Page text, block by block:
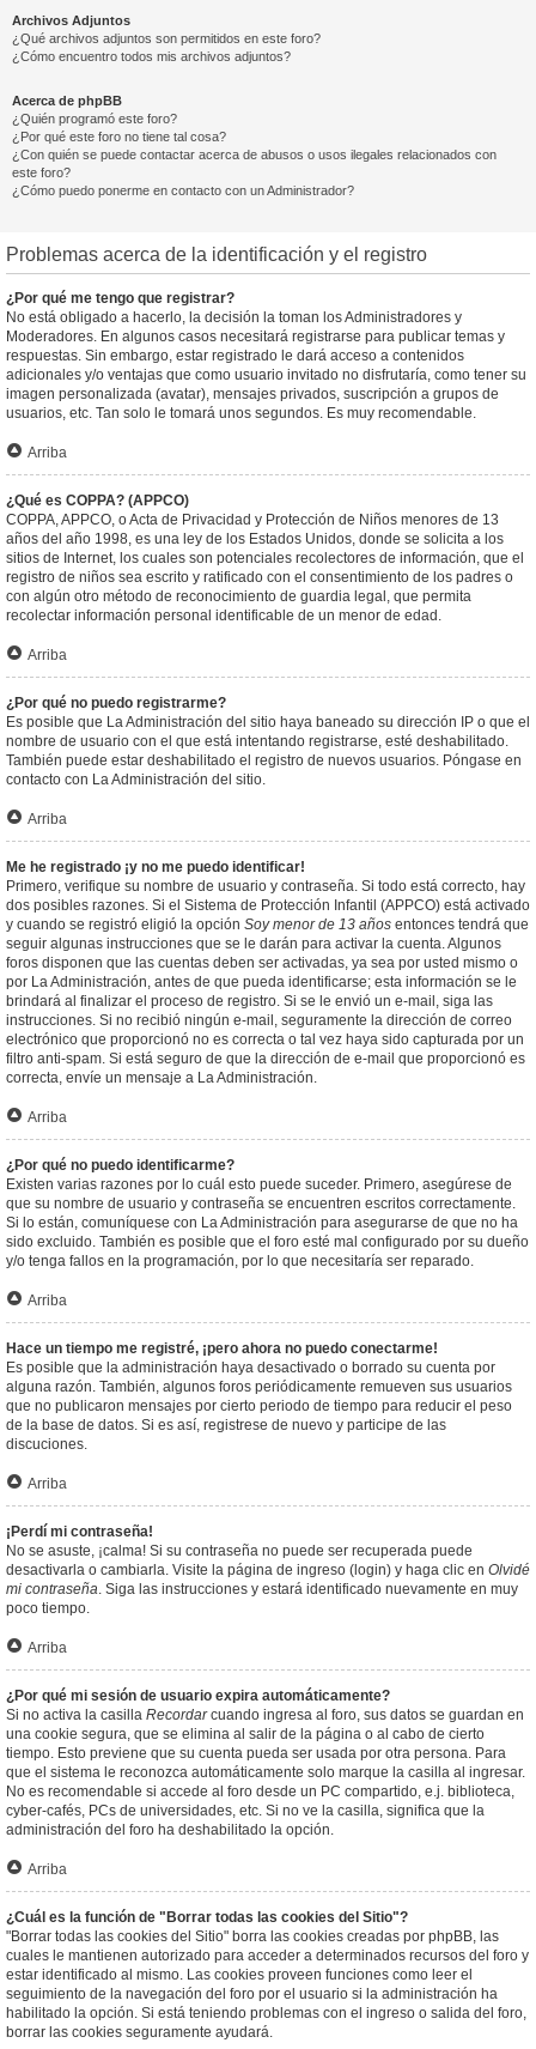
Archivos Adjuntos
¿Qué archivos adjuntos son permitidos en este foro?
¿Cómo encuentro todos mis archivos adjuntos?
Acerca de phpBB
¿Quién programó este foro?
¿Por qué este foro no tiene tal cosa?
¿Con quién se puede contactar acerca de abusos o usos ilegales relacionados con
este foro?
¿Cómo puedo ponerme en contacto con un Administrador?
Problemas acerca de la identificación y el registro
¿Por qué me tengo que registrar?
No está obligado a hacerlo, la decisión la toman los Administradores y
Moderadores. En algunos casos necesitará registrarse para publicar temas y
respuestas. Sin embargo, estar registrado le dará acceso a contenidos
adicionales y/o ventajas que como usuario invitado no disfrutaría, como tener su
imagen personalizada (avatar), mensajes privados, suscripción a grupos de
usuarios, etc. Tan solo le tomará unos segundos. Es muy recomendable.
Arriba
¿Qué es COPPA? (APPCO)
COPPA, APPCO, o Acta de Privacidad y Protección de Niños menores de 13
años del año 1998, es una ley de los Estados Unidos, donde se solicita a los
sitios de Internet, los cuales son potenciales recolectores de información, que el
registro de niños sea escrito y ratificado con el consentimiento de los padres o
con algún otro método de reconocimiento de guardia legal, que permita
recolectar información personal identificable de un menor de edad.
Arriba
¿Por qué no puedo registrarme?
Es posible que La Administración del sitio haya baneado su dirección IP o que el
nombre de usuario con el que está intentando registrarse, esté deshabilitado.
También puede estar deshabilitado el registro de nuevos usuarios. Póngase en
contacto con La Administración del sitio.
Arriba
Me he registrado ¡y no me puedo identificar!
Primero, verifique su nombre de usuario y contraseña. Si todo está correcto, hay
dos posibles razones. Si el Sistema de Protección Infantil (APPCO) está activado
y cuando se registró eligió la opción Soy menor de 13 años entonces tendrá que
seguir algunas instrucciones que se le darán para activar la cuenta. Algunos
foros disponen que las cuentas deben ser activadas, ya sea por usted mismo o
por La Administración, antes de que pueda identificarse; esta información se le
brindará al finalizar el proceso de registro. Si se le envió un e-mail, siga las
instrucciones. Si no recibió ningún e-mail, seguramente la dirección de correo
electrónico que proporcionó no es correcta o tal vez haya sido capturada por un
filtro anti-spam. Si está seguro de que la dirección de e-mail que proporcionó es
correcta, envíe un mensaje a La Administración.
Arriba
¿Por qué no puedo identificarme?
Existen varias razones por lo cuál esto puede suceder. Primero, asegúrese de
que su nombre de usuario y contraseña se encuentren escritos correctamente.
Si lo están, comuníquese con La Administración para asegurarse de que no ha
sido excluido. También es posible que el foro esté mal configurado por su dueño
y/o tenga fallos en la programación, por lo que necesitaría ser reparado.
Arriba
Hace un tiempo me registré, ¡pero ahora no puedo conectarme!
Es posible que la administración haya desactivado o borrado su cuenta por
alguna razón. También, algunos foros periódicamente remueven sus usuarios
que no publicaron mensajes por cierto periodo de tiempo para reducir el peso
de la base de datos. Si es así, registrese de nuevo y participe de las
discuciones.
Arriba
¡Perdí mi contraseña!
No se asuste, ¡calma! Si su contraseña no puede ser recuperada puede
desactivarla o cambiarla. Visite la página de ingreso (login) y haga clic en Olvidé
mi contraseña. Siga las instrucciones y estará identificado nuevamente en muy
poco tiempo.
Arriba
¿Por qué mi sesión de usuario expira automáticamente?
Si no activa la casilla Recordarcuando ingresa al foro, sus datos se guardan en
una cookie segura, que se elimina al salir de la página o al cabo de cierto
tiempo. Esto previene que su cuenta pueda ser usada por otra persona. Para
que el sistema le reconozca automáticamente solo marque la casilla al ingresar.
No es recomendable si accede al foro desde un PC compartido, e.j. biblioteca,
cyber-cafés, PCs de universidades, etc. Si no ve la casilla, significa que la
administración del foro ha deshabilitado la opción.
Arriba
¿Cuál es la función de "Borrar todas las cookies del Sitio"?
"Borrar todas las cookies del Sitio" borra las cookies creadas por phpBB, las
cuales le mantienen autorizado para acceder a determinados recursos del foro y
estar identificado al mismo. Las cookies proveen funciones como leer el
seguimiento de la navegación del foro por el usuario si la administración ha
habilitado la opción. Si está teniendo problemas con el ingreso o salida del foro,
borrar las cookies seguramente ayudará.